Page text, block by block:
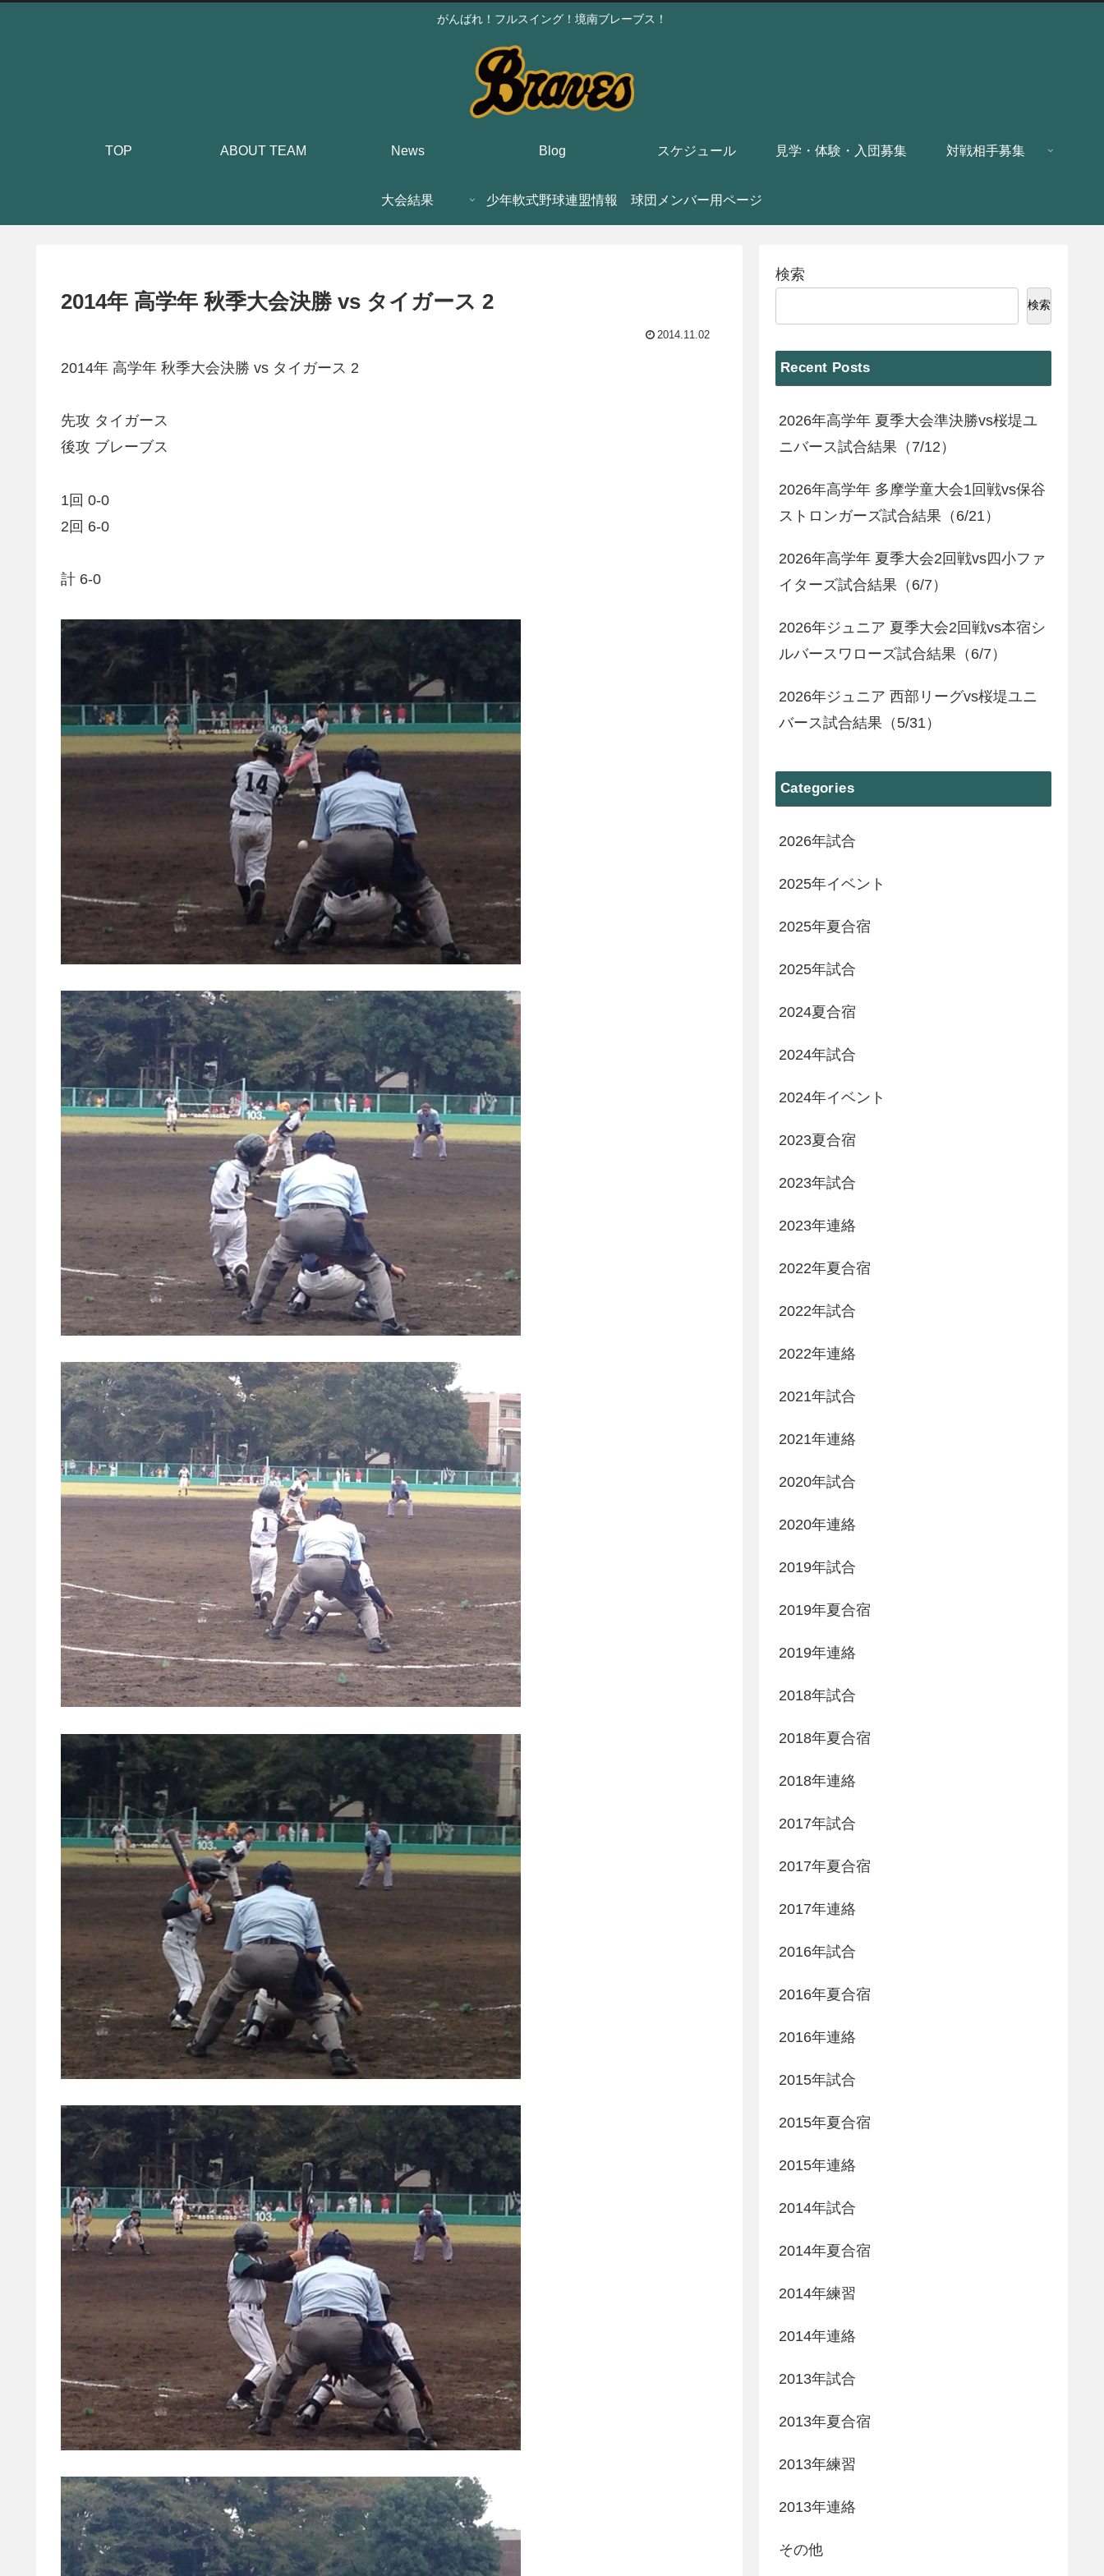
がんばれ！フルスイング！境南ブレーブス！
TOP ABOUT TEAM News Blog スケジュール 見学・体験・入団募集 対戦相手募集
大会結果 少年軟式野球連盟情報 球団メンバー用ページ
2014年 高学年 秋季大会決勝 vs タイガース 2
2014.11.02
2014年 高学年 秋季大会決勝 vs タイガース 2
先攻 タイガース
後攻 ブレーブス
1回 0-0
2回 6-0
計 6-0
検索
検索
Recent Posts
2026年高学年 夏季大会準決勝vs桜堤ユ
ニバース試合結果（7/12）
2026年高学年 多摩学童大会1回戦vs保谷
ストロンガーズ試合結果（6/21）
2026年高学年 夏季大会2回戦vs四小ファ
イターズ試合結果（6/7）
2026年ジュニア 夏季大会2回戦vs本宿シ
ルバースワローズ試合結果（6/7）
2026年ジュニア 西部リーグvs桜堤ユニ
バース試合結果（5/31）
Categories
2026年試合
2025年イベント
2025年夏合宿
2025年試合
2024夏合宿
2024年試合
2024年イベント
2023夏合宿
2023年試合
2023年連絡
2022年夏合宿
2022年試合
2022年連絡
2021年試合
2021年連絡
2020年試合
2020年連絡
2019年試合
2019年夏合宿
2019年連絡
2018年試合
2018年夏合宿
2018年連絡
2017年試合
2017年夏合宿
2017年連絡
2016年試合
2016年夏合宿
2016年連絡
2015年試合
2015年夏合宿
2015年連絡
2014年試合
2014年夏合宿
2014年練習
2014年連絡
2013年試合
2013年夏合宿
2013年練習
2013年連絡
その他